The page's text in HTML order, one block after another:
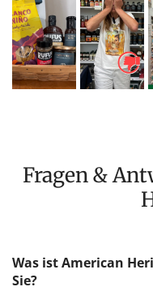
Fragen & Antworten zu American
Was ist American
Sie?